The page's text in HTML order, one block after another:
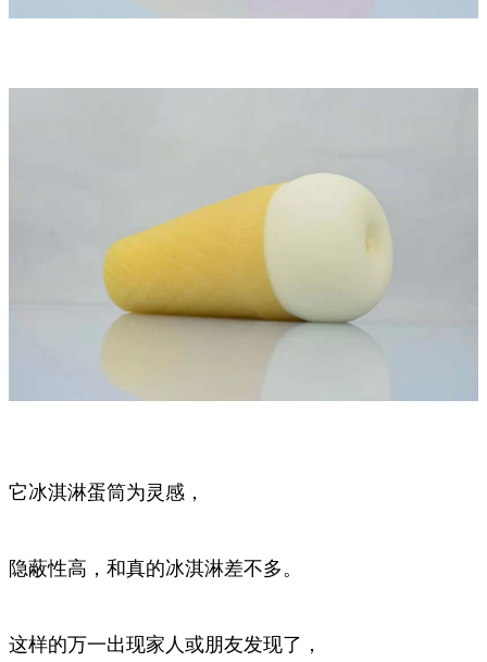
它冰淇淋蛋筒为灵感，
隐蔽性高，和真的冰淇淋差不多。
这样的万一出现家人或朋友发现了，